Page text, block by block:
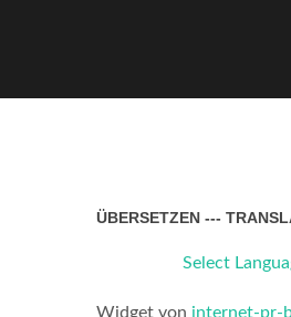
ÜBERSETZEN ---
Select
Widget von internet-pr-